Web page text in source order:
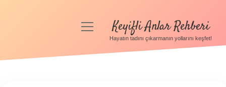
menüyü
aç
Keyifli Anlar Rehberi
Hayatın tadını çıkarmanın yollarını keşfet!